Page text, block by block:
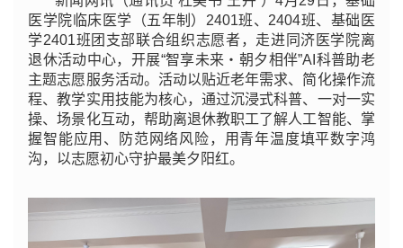
医学院临床医学（五年制）2401班、2404班、基础医
学2401班团支部联合组织志愿者，走进同济医学院离
退休活动中心，开展“智享未来・朝夕相伴”AI科普助老
主题志愿服务活动。活动以贴近老年需求、简化操作流
程、教学实用技能为核心，通过沉浸式科普、一对一实
操、场景化互动，帮助离退休教职工了解人工智能、掌
握智能应用、防范网络风险，用青年温度填平数字鸿
沟，以志愿初心守护最美夕阳红。